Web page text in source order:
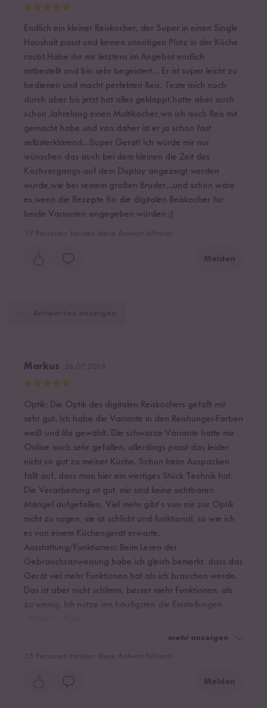
Endlich ein kleiner Reiskocher, der Super in einen Single
Haushalt passt und keinen unnötigen Platz in der Küche
raubt.Habe ihn mir letztens im Angebot endlich
mitbestellt und bin sehr begeistert... Er ist super leicht zu
bedienen und macht perfekten Reis. Teste mich noch
durch aber bis jetzt hat alles geklappt,hatte aber auch
schon Jahrelang einen Multikocher,wo ich auch Reis mit
gemacht habe und von daher ist er ja schon fast
selbsterklärend...Super Gerät! Ich würde mir nur
wünschen das auch bei dem kleinen die Zeit des
Kochvorgangs auf dem Display angezeigt werden
würde,wie bei seinem großen Bruder...und schön wäre
es,wenn die Rezepte für die digitalen Reiskocher für
beide Varianten angegeben würden :)
Melden
Markus
Optik: Die Optik des digitalen Reiskochers gefällt mir
sehr gut. Ich habe die Variante in den Reishunger-Farben
weiß und lila gewählt. Die schwarze Variante hatte mir
Online auch sehr gefallen, allerdings passt das leider
nicht so gut zu meiner Küche. Schon beim Auspacken
fällt auf, dass man hier ein wertiges Stück Technik hat.
Die Verarbeitung ist gut, mir sind keine sichtbaren
Mängel aufgefallen. Viel mehr gibt’s von mir zur Optik
nicht zu sagen, sie ist schlicht und funktional, so wie ich
es von einem Küchengerät erwarte.
Ausstattung/Funktionen: Beim Lesen der
Gebrauchsanweisung habe ich gleich bemerkt, dass das
Gerät viel mehr Funktionen hat als ich brauchen werde.
Das ist aber nicht schlimm, besser mehr Funktionen, als
zu wenig. Ich nutze am häufigsten die Einstellungen
mehr anzeigen
Melden